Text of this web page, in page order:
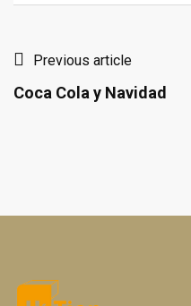
Previous article
Coca Cola y Navidad